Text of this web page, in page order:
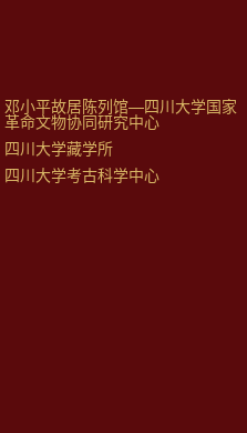
邓小平故居陈列馆—四川大学国家
革命文物协同研究中心
四川大学藏学所
四川大学考古科学中心